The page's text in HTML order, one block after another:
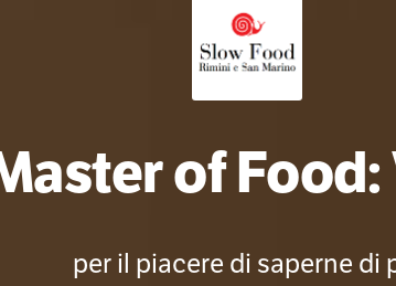
of
per il piacere di saperne di